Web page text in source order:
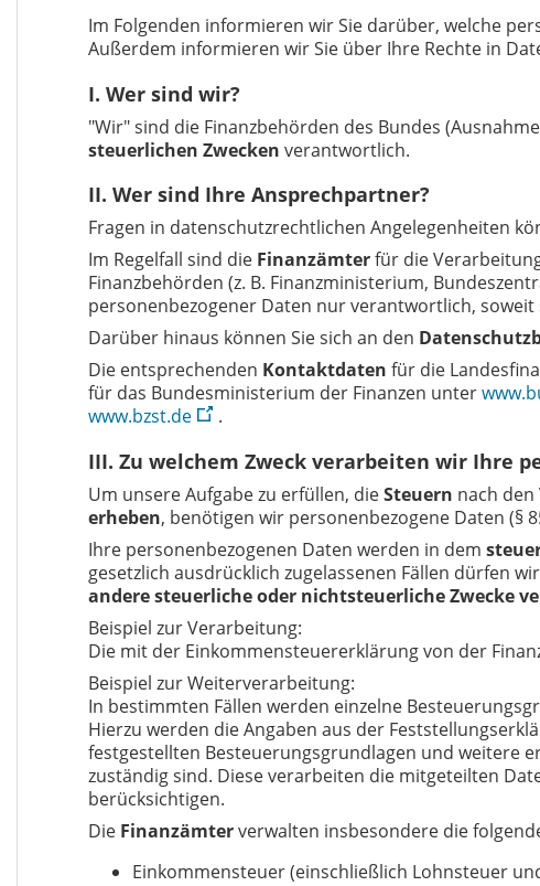
Im Folgenden informieren wir Sie darüber, welche
Außerdem informieren wir Sie über Ihre Rechte in
I. Wer sind wir?
"Wir" sind die Finanzbehörden des Bundes
steuerlichen Zwecken verantwortlich.
II. Wer sind Ihre Ansprechpartner?
Fragen in datenschutzrechtlichen Angelegenheiten
Im Regelfall sind die Finanzämterfür die
Finanzbehörden (z. B. Finanzministerium,
personenbezogener Daten nur verantwortlich,
Darüber hinaus können Sie sich an den
Die entsprechenden Kontaktdaten für die
für das Bundesministerium der Finanzen unter
www.bzst.de
.
III. Zu welchem Zweck verarbeiten wir Ihre
Um unsere Aufgabe zu erfüllen, dieSteuern nach
erheben, benötigen wir personenbezogene Daten (§
Ihre personenbezogenen Daten werden in dem
gesetzlich ausdrücklich zugelassenen Fällen dürfen
andere steuerliche oder nichtsteuerliche Zwecke
Beispiel zur Verarbeitung:
Die mit der Einkommensteuererklärung von der
Beispiel zur Weiterverarbeitung:
In bestimmten Fällen werden einzelne
Hierzu werden die Angaben aus der
festgestellten Besteuerungsgrundlagen und weitere
zuständig sind. Diese verarbeiten die mitgeteilten
berücksichtigen.
Die Finanzämterverwalten insbesondere die
Einkommensteuer (einschließlich Lohnsteuer